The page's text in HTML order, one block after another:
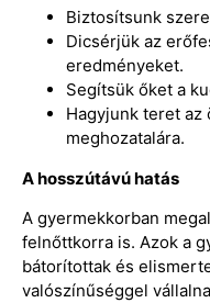
Biztosítsunk
Dicsérjük az
eredményeket.
Segítsük őket a
Hagyjunk teret az
meghozatalára.
A hosszútávú hatás
A gyermekkorban
felnőttkorra is. Azok a
bátorítottak és
valószínűséggel